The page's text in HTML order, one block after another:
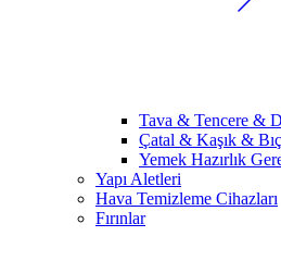
Tava & Tencere &
Çatal & Kaşık &
Yemek Hazırlık
Yapı Aletleri
Hava Temizleme Cihazları
Fırınlar